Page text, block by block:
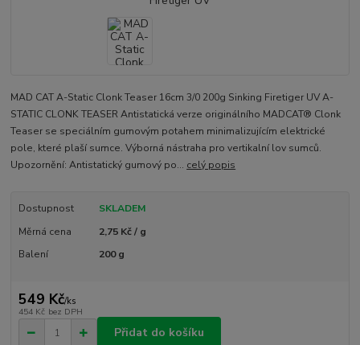
MAD CAT A-Static Clonk Teaser 16cm 3/0 200g Sinking Firetiger UV A-
STATIC CLONK TEASER Antistatická verze originálního MADCAT® Clonk
Teaser se speciálním gumovým potahem minimalizujícím elektrické
pole, které plaší sumce. Výborná nástraha pro vertikalní lov sumců.
Upozornění: Antistatický gumový po... celý popis
Dostupnost
SKLADEM
Měrná cena
2,75 Kč / g
Balení
200 g
549 Kč/ks
454 Kč bez DPH
Přidat do košíku